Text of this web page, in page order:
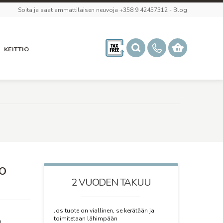
Soita ja saat ammattilaisen neuvoja +358 9 42457312 - Blog
KEITTIÖ
2 VUODEN TAKUU
Jos tuote on viallinen, se kerätään ja
toimitetaan lähimpään